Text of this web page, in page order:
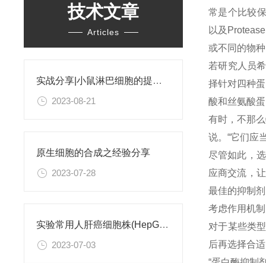
技术文章
Articles
实战分享|小鼠淋巴细胞的提取和分选之经验小结
2023-08-21
原生细胞的合成之经验分享
2023-07-28
实验常用人肝癌细胞株(HepG2/Hep3B,HuH-7,MHCC97H,PLC/PRF/5)怎么选？
2023-07-03
常是个比较
以及
或不同的物
若研究人员
择针对四种
酸和丝氨酸
有时，不那
说。“它们应
尽管如此，
应商交流，
最佳的抑制
考虑作用机制
对于某些类
后再选择合